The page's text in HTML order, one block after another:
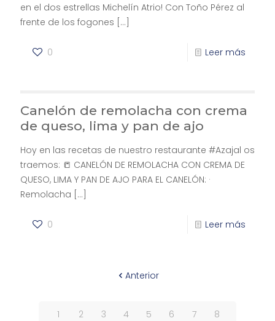
en el dos estrellas Michelín Atrio! Con Toño Pérez al
frente de los fogones […]
0 Leer más
Canelón de remolacha con crema
de queso, lima y pan de ajo
Hoy en las recetas de nuestro restaurante #Azajal os
traemos: 📒 CANELÓN DE REMOLACHA CON CREMA DE
QUESO, LIMA Y PAN DE AJO PARA EL CANELÓN: ·
Remolacha […]
0 Leer más
Anterior
1 2 3 4 5 6 7
8